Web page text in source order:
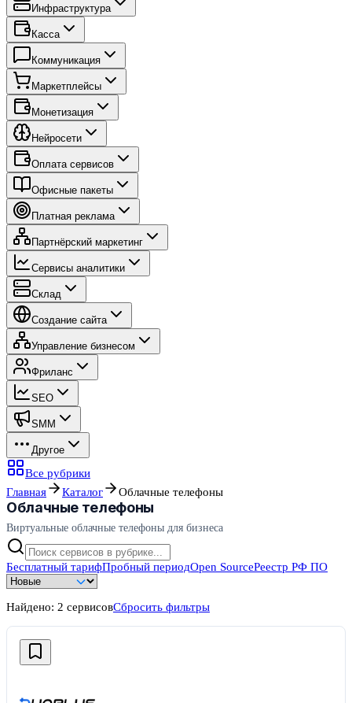
Инфраструктура
Касса
Коммуникация
Маркетплейсы
Монетизация
Нейросети
Оплата сервисов
Офисные пакеты
Платная реклама
Партнёрский маркетинг
Сервисы аналитики
Склад
Создание сайта
Управление бизнесом
Фриланс
SEO
SMM
Другое
Все рубрики
Главная
Каталог Облачные телефоны
Облачные телефоны
Виртуальные облачные телефоны для бизнеса
Бесплатный тарифПробный периодOpen SourceРеестр РФ ПО
Найдено: 2 сервисовСбросить фильтры